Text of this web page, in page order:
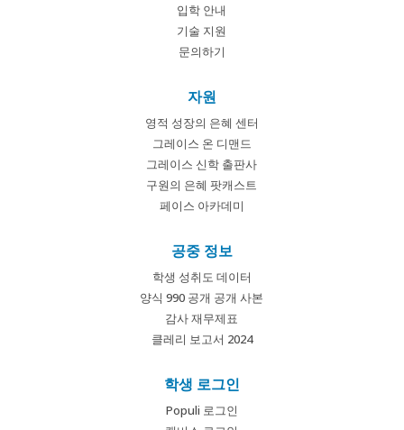
입학 안내
기술 지원
문의하기
자원
영적 성장의 은혜 센터
그레이스 온 디맨드
그레이스 신학 출판사
구원의 은혜 팟캐스트
페이스 아카데미
공중 정보
학생 성취도 데이터
양식 990 공개 공개 사본
감사 재무제표
클레리 보고서 2024
학생 로그인
Populi 로그인